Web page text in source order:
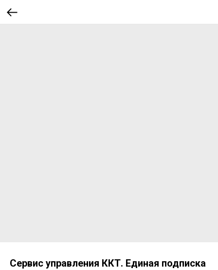
Сервис управления ККТ. Единая подписка